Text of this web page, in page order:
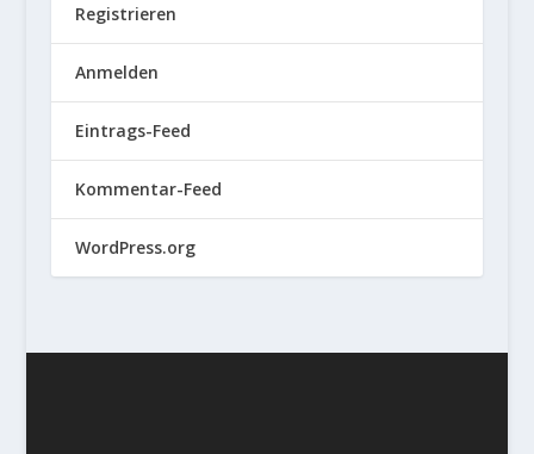
Registrieren
Anmelden
Eintrags-Feed
Kommentar-Feed
WordPress.org